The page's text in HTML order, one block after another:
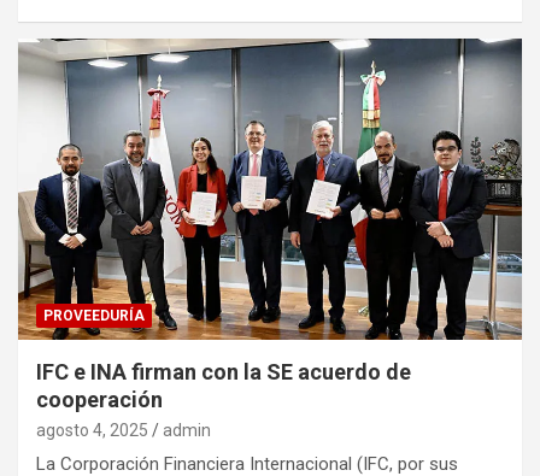
PROVEEDURÍA
IFC e INA firman con la SE acuerdo de
cooperación
agosto 4, 2025 admin
La Corporación Financiera Internacional (IFC, por sus